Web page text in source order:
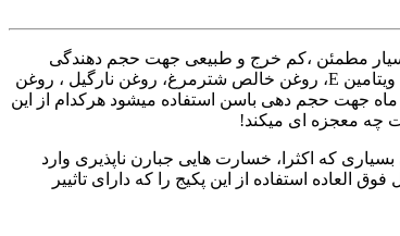
مطمئن ،کم خرج و طبیعی جهت حجم دهندگی
باسن و ماندگاری دائمی آن می باشد. این پکیج ، شامل ۴ شیشه روغن مخصوص که دارای فرمولاسیون منحصر به فرد راگا و روغن زالو ، روغن خراطین، ویتامین E، روغن خالص شترمرغ، روغن نارگیل ، روغن
هسته انار میباشد که هر کدام از شیشه های روغن بصورت شماره گذاری شده و دارای ترکیبات منحصر به فرد خود میباشد که به ترتیب در مدت زمان ۳ ماه جهت حجم دهی باسن استفاده میشود هرکدام از این
چه معجزه ای میکند!
که اکثرا، خسارت هایی جبارن ناپذیری وارد
استفاده از این پکیج را که دارای تاثییر